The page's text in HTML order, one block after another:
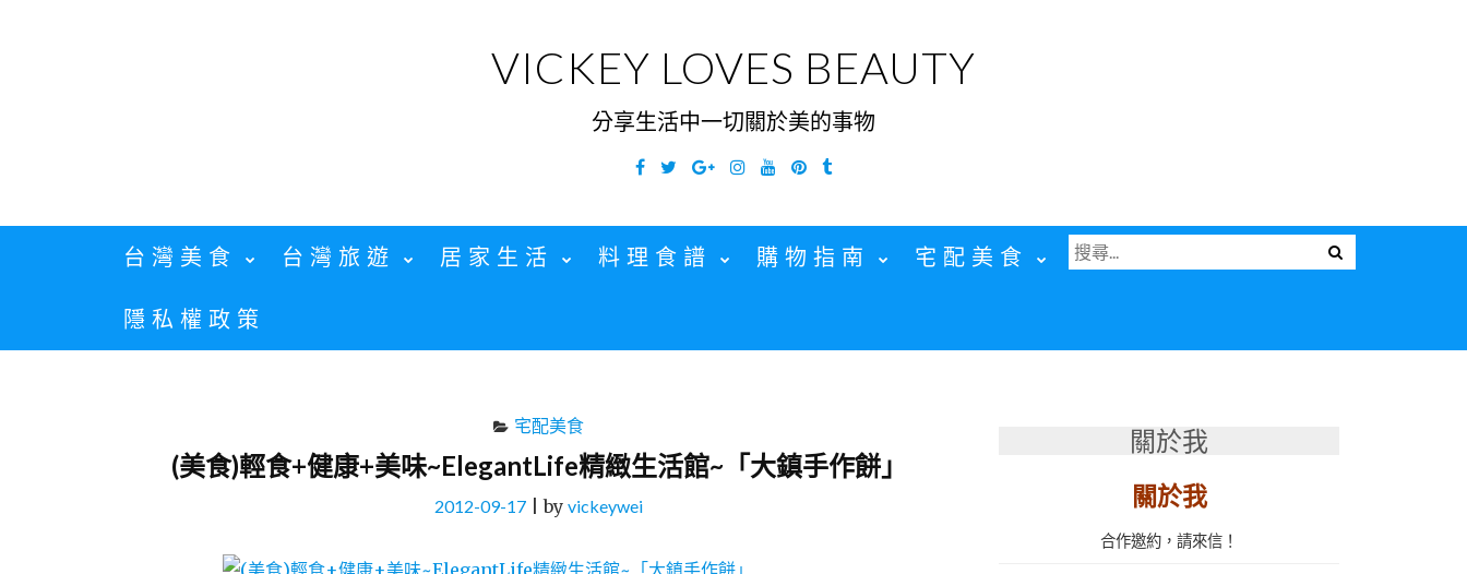
VICKEY LOVES BEAUTY
分享生活中一切關於美的事物
Facebook
TwitterGoogleInstagramYouTubePinterest
Tumblr
台灣美食 台灣旅遊 居家生活 料理食譜 購物指南 宅配美食
隱私權政策
Menu
搜
尋
宅配美食
(美食)輕食+健康+美味~ElegantLife精緻生活館~「大鎮手作餅」
2012-09-17 |by vickeywei
關於我
關於我
合作邀約，請來信！